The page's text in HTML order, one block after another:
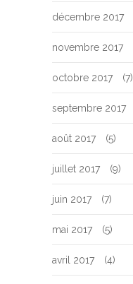
décembre 2017
novembre 2017
octobre 2017 (7)
septembre 2017
août 2017 (5)
juillet 2017 (9)
juin 2017 (7)
mai 2017 (5)
avril 2017 (4)